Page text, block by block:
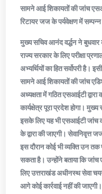
सामने आई शिकायतों की जांच
रिटायर जज के पर्यवेक्षण में
मुख्य सचिव आनंद वर्द्धन ने बुधवार
राज्य सरकार के लिए परीक्षा
अभ्यर्थियों का हित सर्वोपरी है।
सामने आई शिकायतों की जांच
अध्यक्षता में गठित एसआईटी
कार्यक्षेत्र पूरा प्रदेश होगा।
इसके लिए यह भी एसआईटी जांच
के द्वारा की जाएगी।
इस दौरान कोई भी व्यक्ति उन
सकता है। उन्होंने बताया कि
लिए उत्तराखंड अधीनस्थ सेवा
आगे कोई कार्रवाई नहीं की